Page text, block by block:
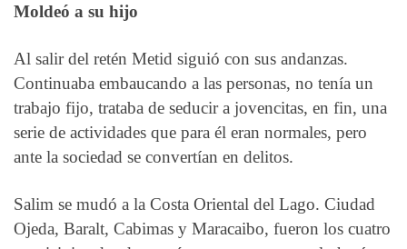
Moldeó a su hijo
Al salir del retén Metid siguió con sus andanzas.
Continuaba embaucando a las personas, no tenía un
trabajo fijo, trataba de seducir a jovencitas, en fin, una
serie de actividades que para él eran normales, pero
ante la sociedad se convertían en delitos.
Salim se mudó a la Costa Oriental del Lago. Ciudad
Ojeda, Baralt, Cabimas y Maracaibo, fueron los cuatro